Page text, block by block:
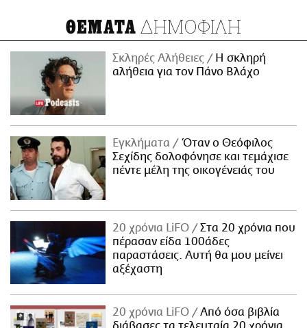
ΘΕΜΑΤΑ ΔΗΜΟΦΙΛΗ
Σκληρές Αλήθειες
H σκληρή
αλήθεια για τον Πάνο Βλάχο
Εγκλήματα
Όταν ο Θεόφιλος
Σεχίδης δολοφόνησε και τεμάχισε
πέντε μέλη της οικογένειάς του
20 χρόνια LiFO
Στα 20 χρόνια που
πέρασαν είδα 100άδες
παραστάσεις. Αυτή θα μου μείνει
αξέχαστη
20 χρόνια LiFO
Από όσα βιβλία